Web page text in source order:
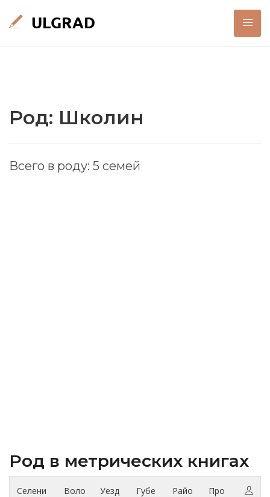
Род: Школин
Всего в роду: 5 семей
Род в метрических книгах
Селени
Воло
Уезд
Губе
Райо
Про